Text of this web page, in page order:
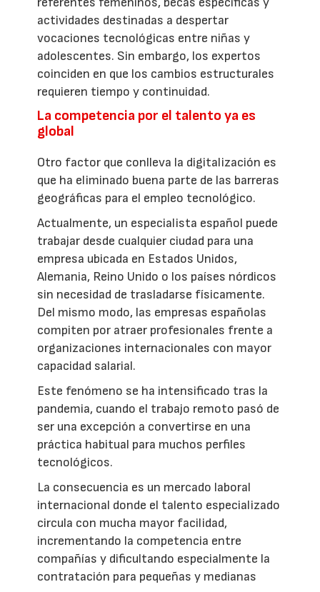
actividades destinadas a despertar
vocaciones tecnológicas entre niñas y
adolescentes. Sin embargo, los expertos
coinciden en que los cambios estructurales
requieren tiempo y continuidad.
La competencia por el talento ya es
global
Otro factor que conlleva la digitalización es
que ha eliminado buena parte de las barreras
geográficas para el empleo tecnológico.
Actualmente, un especialista español puede
trabajar desde cualquier ciudad para una
empresa ubicada en Estados Unidos,
Alemania, Reino Unido o los países nórdicos
sin necesidad de trasladarse físicamente.
Del mismo modo, las empresas españolas
compiten por atraer profesionales frente a
organizaciones internacionales con mayor
capacidad salarial.
Este fenómeno se ha intensificado tras la
pandemia, cuando el trabajo remoto pasó de
ser una excepción a convertirse en una
práctica habitual para muchos perfiles
tecnológicos.
La consecuencia es un mercado laboral
internacional donde el talento especializado
circula con mucha mayor facilidad,
incrementando la competencia entre
compañías y dificultando especialmente la
contratación para pequeñas y medianas